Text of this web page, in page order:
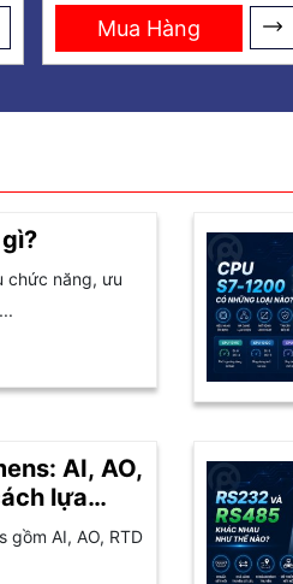
Mua Hàng
chức năng, ưu
AI, AO,
lựa
gồm AI, AO, RTD